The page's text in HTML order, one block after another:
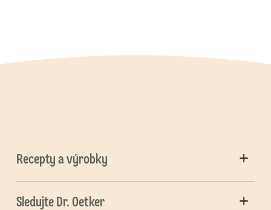
Recepty a výrobky
Sledujte Dr. Oetker